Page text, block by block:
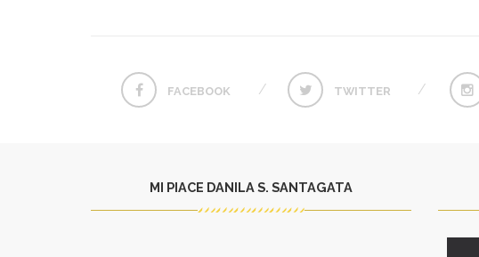
FACEBOOK TWITTER
MI PIACE DANILA S. SANTAGATA